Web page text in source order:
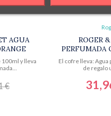
AGUA
100ml y lleva
€
ROGER
PERFUMADA
El cofre lleva:
de regalo